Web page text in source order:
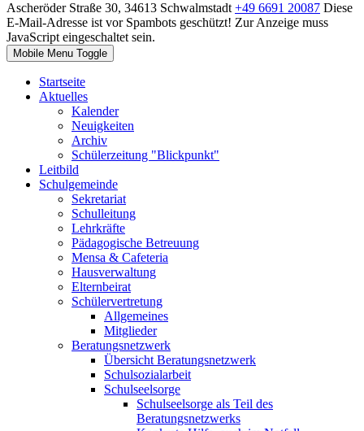
Ascheröder Straße 30, 34613 Schwalmstadt +49 6691 20087 Diese
E-Mail-Adresse ist vor Spambots geschützt! Zur Anzeige muss
JavaScript eingeschaltet sein.
Mobile Menu Toggle
Startseite
Aktuelles
Kalender
Neuigkeiten
Archiv
Schülerzeitung "Blickpunkt"
Leitbild
Schulgemeinde
Sekretariat
Schulleitung
Lehrkräfte
Pädagogische Betreuung
Mensa & Cafeteria
Hausverwaltung
Elternbeirat
Schülervertretung
Allgemeines
Mitglieder
Beratungsnetzwerk
Übersicht Beratungsnetzwerk
Schulsozialarbeit
Schulseelsorge
Schulseelsorge als Teil des
Beratungsnetzwerks